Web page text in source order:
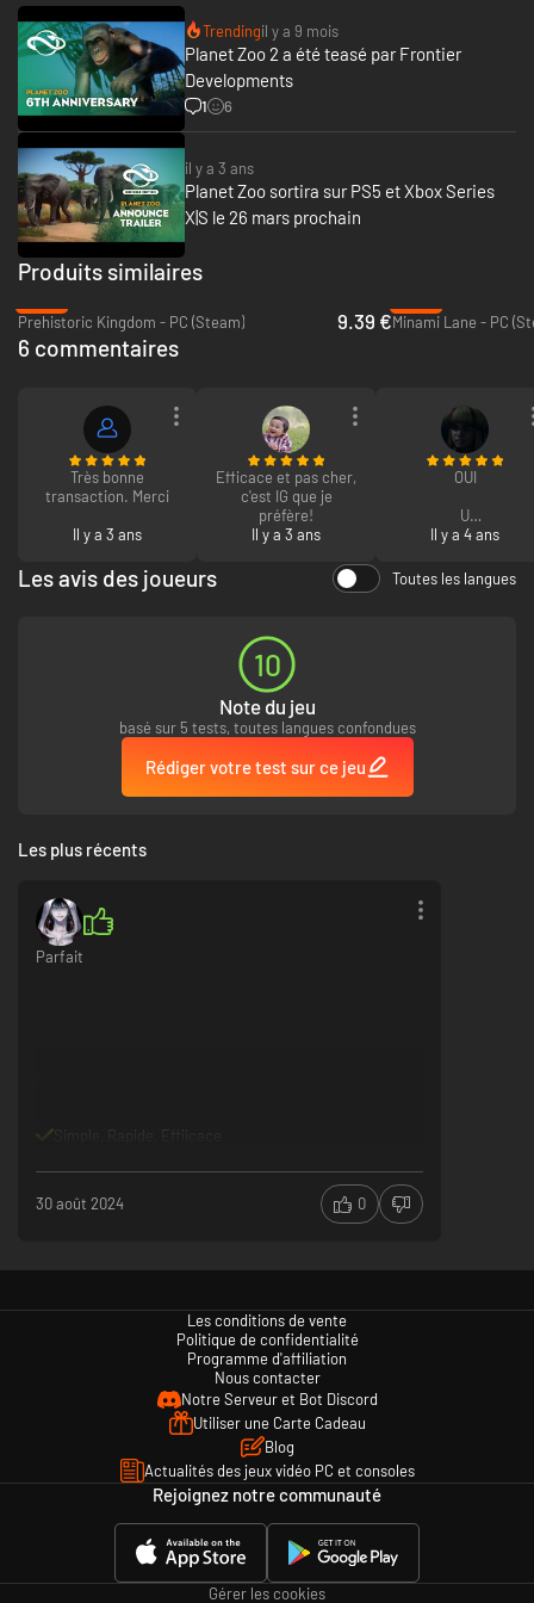
marché de Noël !
UN NOUVEAU SCÉNARIO PASSIONNANT
Les propriétaires du zoo des pins d'Al vous demandent de présenter
autant d'espèces animales que possible dans leur parc avant la saison des
fêtes. Saurez-vous relever le défi ? Testez ce nouveau scénario
chronométré et mettez à l'épreuve vos talents de gestionnaire ! Situé
dans les contreforts enneigés d'une montagne, ce zoo se compose de
3 zones distinctes inspirées par l'Italie, la France et la Suisse. Pour
obtenir un bon résultat, vous devrez étendre votre zoo au-delà de la
montagne dans ces 3 régions à thème afin d'offrir à vos visiteurs une
excursion inoubliable à travers l'Europe.
Trendingil y a 9 mois
Planet Zoo 2 a été teasé par Frontier
Developments
1 6
il y a 3 ans
Planet Zoo sortira sur PS5 et Xbox Series
X|S le 26 mars prochain
Produits similaires
Prehistoric Kingdom - PC (Steam)
9.39 €Minami Lane - PC
6 commentaires
Très bonne
transaction. Merci
Il y a 3 ans
Efficace et pas cher,
c'est IG que je
préfère!
Il y a 3 ans
OUI
U
Il y a 4 ans
Les avis des joueurs Toutes les langues
10
Note du jeu
basé sur 5 tests, toutes langues confondues
Rédiger votre test sur ce jeu
Les plus récents
Parfait
30 août 2024 0
Les conditions de vente
Politique de confidentialité
Programme d'affiliation
Nous contacter
Notre Serveur et Bot Discord
Utiliser une Carte Cadeau
Blog
Actualités des jeux vidéo PC et consoles
Rejoignez notre communauté
Gérer les cookies